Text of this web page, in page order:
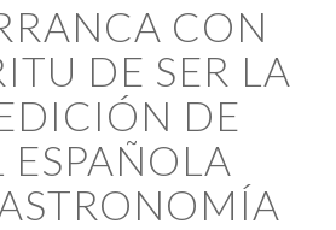
CON
DE SER LA
DE
ESPAÑOLA